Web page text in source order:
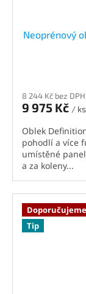
Neoprénový
8 244 Kč bez DPH
9 975 Kč / ks
Oblek
pohodlí a více
umístěné
a za koleny...
Doporučujeme
Tip